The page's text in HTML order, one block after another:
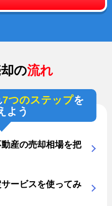
の流れ
7つのステップを
よう
産の売却相場を把
ービスを使ってみ